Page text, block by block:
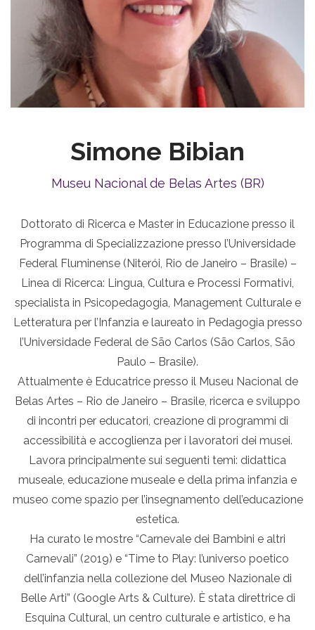
Simone Bibian
Museu Nacional de Belas Artes (BR)
Dottorato di Ricerca e Master in Educazione presso il
Programma di Specializzazione presso l’Universidade
Federal Fluminense (Niterói, Rio de Janeiro – Brasile) –
Linea di Ricerca: Lingua, Cultura e Processi Formativi,
specialista in Psicopedagogia, Management Culturale e
Letteratura per l’Infanzia e laureato in Pedagogia presso
l’Universidade Federal de São Carlos (São Carlos, São
Paulo – Brasile).
Attualmente è Educatrice presso il Museu Nacional de
Belas Artes – Rio de Janeiro – Brasile, ricerca e sviluppo
di incontri per educatori, creazione di programmi di
accessibilità e accoglienza per i lavoratori dei musei.
Lavora principalmente sui seguenti temi: didattica
museale, educazione museale e della prima infanzia e
museo come spazio per l’insegnamento dell’educazione
estetica.
Ha curato le mostre “Carnevale dei Bambini e altri
Carnevali” (2019) e “Time to Play: l’universo poetico
dell’infanzia nella collezione del Museo Nazionale di
Belle Arti” (Google Arts & Culture). È stata direttrice di
Esquina Cultural, un centro culturale e artistico, e ha